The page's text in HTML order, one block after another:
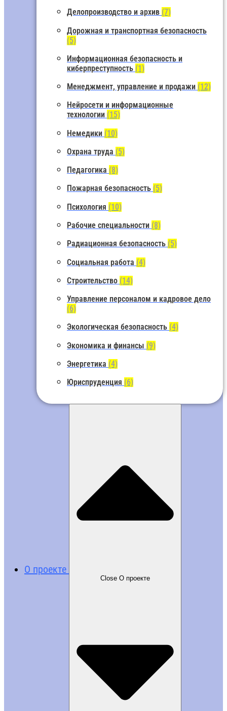
Делопроизводство и архив (7)
Дорожная и транспортная безопасность
(5)
Информационная безопасность и
киберпреступность (1)
Менеджмент, управление и продажи (12)
Нейросети и информационные
технологии (15)
Немедики (10)
Охрана труда (5)
Педагогика (8)
Пожарная безопасность (5)
Психология (10)
Рабочие специальности (8)
Радиационная безопасность (5)
Социальная работа (4)
Строительство (14)
Управление персоналом и кадровое дело
(6)
Экологическая безопасность (4)
Экономика и финансы (9)
Энергетика (4)
Юриспруденция (6)
О проекте
Close О проекте